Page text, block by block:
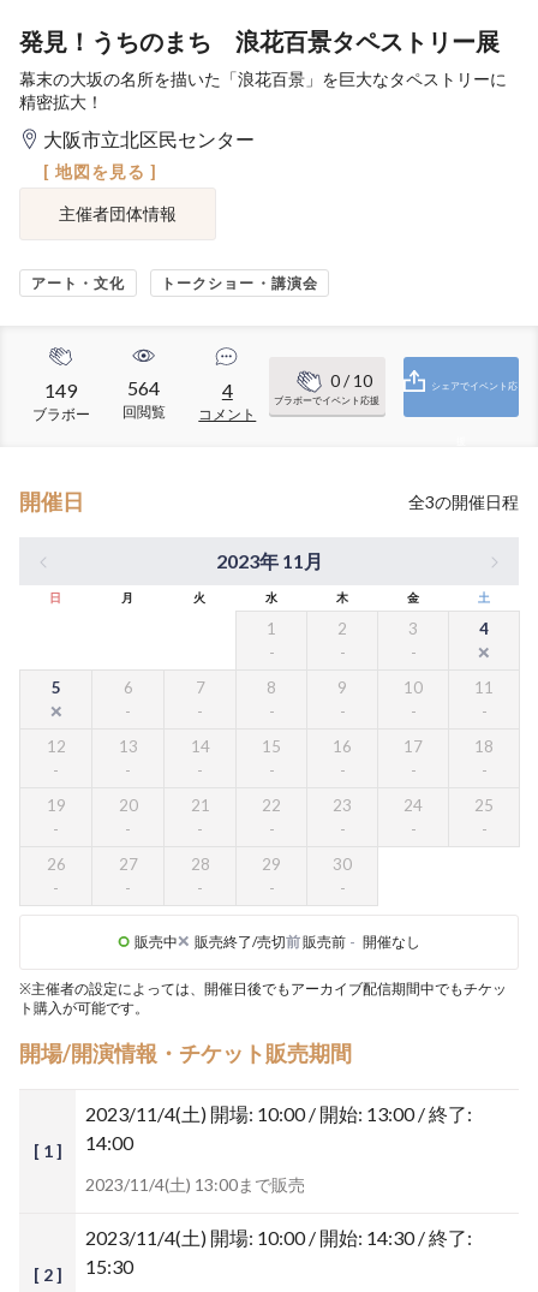
発見！うちのまち 浪花百景タペストリー展
幕末の大坂の名所を描いた「浪花百景」を巨大なタペストリーに
精密拡大！
大阪市立北区民センター
[ 地図を見る ]
主催者団体情報
アート・文化 トークショー・講演会
149
ブラボー
564
回閲覧
4
コメント
0/ 10
ブラボーでイベント応援
シェアでイベント応
開催日 全3の開催日程
2023年 11月
日 月 火 水 木 金 土
1 2 3 4
5 6 7 8 9 10 11
12 13 14 15 16 17 18
19 20 21 22 23 24 25
26 27 28 29 30
販売中 販売終了/売切前販売前 - 開催なし
※主催者の設定によっては、開催日後でもアーカイブ配信期間中でもチケッ
ト購入が可能です。
開場/開演情報・チケット販売期間
[ 1 ]
2023/11/4(土) 開場: 10:00 / 開始: 13:00 / 終了:
14:00
2023/11/4(土) 13:00まで販売
[ 2 ]
2023/11/4(土) 開場: 10:00 / 開始: 14:30 / 終了:
15:30